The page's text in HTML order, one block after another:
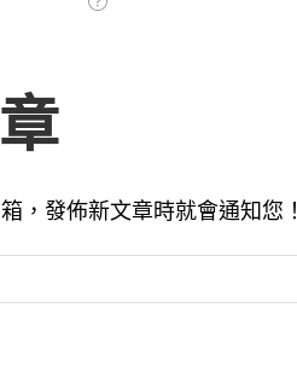
，發佈新文章時就會通知您！